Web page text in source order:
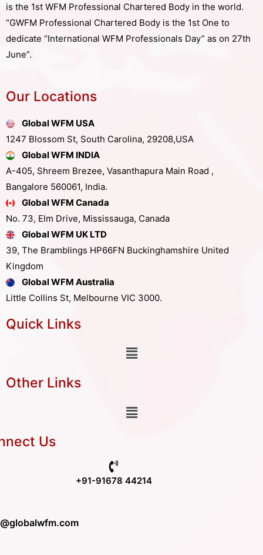
is the 1st WFM Professional Chartered Body in the world.
“GWFM Professional Chartered Body is the 1st One to
dedicate “International WFM Professionals Day” as on 27th
June”.
Our Locations
Global WFM USA
1247 Blossom St, South Carolina, 29208,USA
Global WFM INDIA
A-405, Shreem Brezee, Vasanthapura Main Road ,
Bangalore 560061, India.
Global WFM Canada
No. 73, Elm Drive, Mississauga, Canada
Global WFM UK LTD
39, The Bramblings HP66FN Buckinghamshire United
Kingdom
Global WFM Australia
Little Collins St, Melbourne VIC 3000.
Quick Links
Other Links
Us
+91-91678 44214